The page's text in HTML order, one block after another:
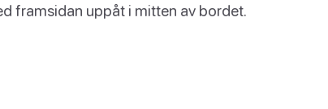
framsidan uppåt i mitten av bordet.